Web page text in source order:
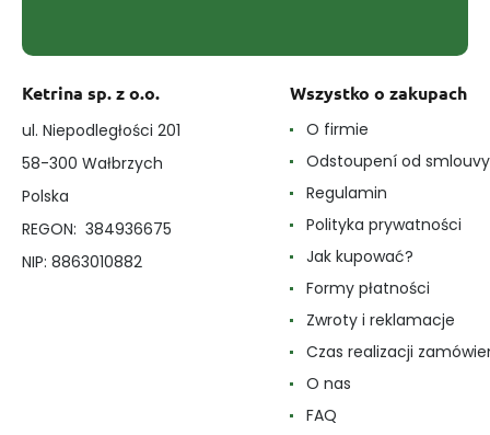
Ketrina sp. z o.o.
ul. Niepodległości 201
58-300 Wałbrzych
Polska
REGON: 384936675
NIP: 8863010882
Wszystko o zakupach
O firmie
Odstoupení od smlouvy
Regulamin
Polityka prywatności
Jak kupować?
Formy płatności
Zwroty i reklamacje
Czas realizacji
O nas
FAQ